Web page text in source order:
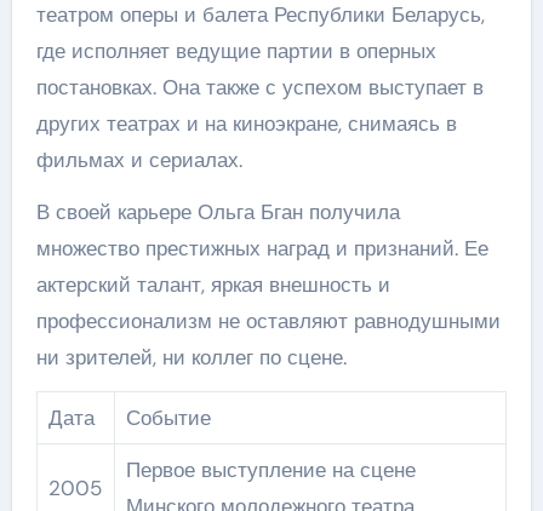
театром оперы и балета Республики Беларусь,
где исполняет ведущие партии в оперных
постановках. Она также с успехом выступает в
других театрах и на киноэкране, снимаясь в
фильмах и сериалах.
В своей карьере Ольга Бган получила
множество престижных наград и признаний. Ее
актерский талант, яркая внешность и
профессионализм не оставляют равнодушными
ни зрителей, ни коллег по сцене.
Дата Событие
2005
Первое выступление на сцене